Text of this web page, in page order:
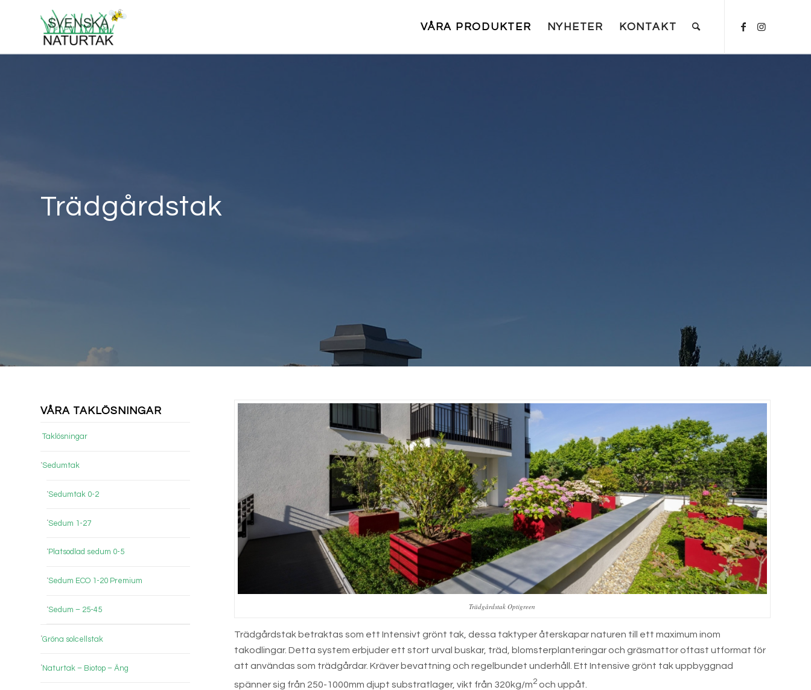
VÅRA PRODUKTER NYHETER KONTAKT
Trädgårdstak
VÅRA TAKLÖSNINGAR
Taklösningar
Sedumtak
Sedumtak 0-2
Sedum 1-27
Platsodlad sedum 0-5
Sedum ECO 1-20 Premium
Sedum – 25-45
Gröna solcellstak
Naturtak – Biotop – Äng
Trädgårdstak Optigreen
Trädgårdstak betraktas som ett Intensivt grönt tak, dessa taktyper återskapar naturen till ett maximum inom
takodlingar. Detta system erbjuder ett stort urval buskar, träd, blomsterplanteringar och gräsmattor oftast utformat för
att användas som trädgårdar. Kräver bevattning och regelbundet underhåll. Ett Intensive grönt tak uppbyggnad
spänner sig från 250-1000mm djupt substratlager, vikt från 320kg/m2och uppåt.